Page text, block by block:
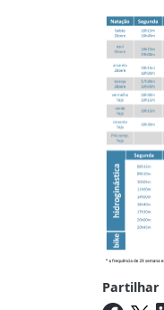
Partilhar